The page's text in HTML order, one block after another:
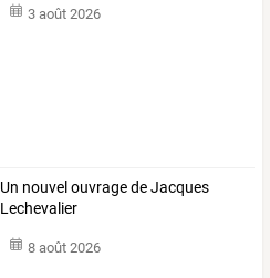
3 août 2026
Un nouvel ouvrage de Jacques
Lechevalier
8 août 2026